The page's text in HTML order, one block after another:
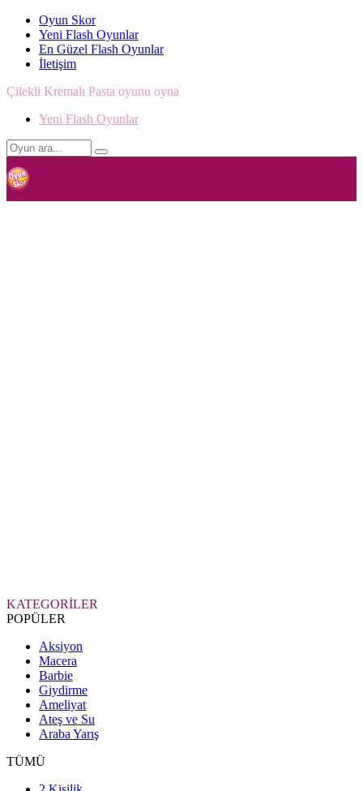
Oyun Skor
Yeni Flash Oyunlar
En Güzel Flash Oyunlar
İletişim
Çilekli Kremalı Pasta oyunu oyna
Yeni Flash Oyunlar
KATEGORİLER
POPÜLER
Aksiyon
Macera
Barbie
Giydirme
Ameliyat
Ateş ve Su
Araba Yarış
TÜMÜ